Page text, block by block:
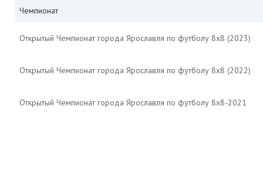
Чемпионат
Открытый Чемпионат города Ярославля по футболу 8х8 (2023)
Открытый Чемпионат города Ярославля по футболу 8х8 (2022)
Открытый Чемпионат города Ярославля по футболу 8х8-2021